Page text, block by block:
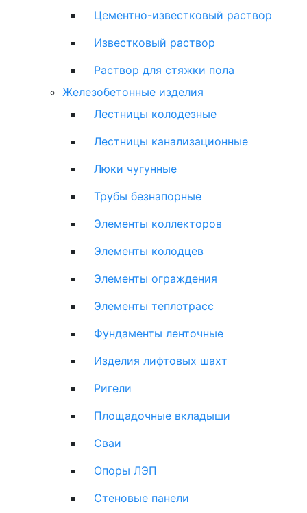
Цементно-известковый раствор
Известковый раствор
Раствор для стяжки пола
Железобетонные изделия
Лестницы колодезные
Лестницы канализационные
Люки чугунные
Трубы безнапорные
Элементы коллекторов
Элементы колодцев
Элементы ограждения
Элементы теплотрасс
Фундаменты ленточные
Изделия лифтовых шахт
Ригели
Площадочные вкладыши
Сваи
Опоры ЛЭП
Стеновые панели